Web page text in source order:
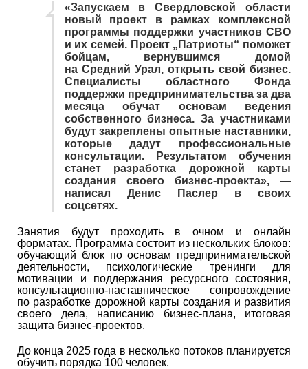
«Запускаем в Свердловской области
новый проект в рамках комплексной
программы поддержки участников СВО
и их семей. Проект „Патриоты“ поможет
бойцам, вернувшимся домой
на Средний Урал, открыть свой бизнес.
Специалисты областного Фонда
поддержки предпринимательства за два
месяца обучат основам ведения
собственного бизнеса. За участниками
будут закреплены опытные наставники,
которые дадут профессиональные
консультации. Результатом обучения
станет разработка дорожной карты
создания своего бизнес-проекта», —
написал Денис Паслер в своих
соцсетях.
Занятия будут проходить в очном и онлайн
форматах. Программа состоит из нескольких блоков:
обучающий блок по основам предпринимательской
деятельности, психологические тренинги для
мотивации и поддержания ресурсного состояния,
консультационно-наставническое сопровождение
по разработке дорожной карты создания и развития
своего дела, написанию бизнес-плана, итоговая
защита бизнес-проектов.
До конца 2025 года в несколько потоков планируется
обучить порядка 100 человек.